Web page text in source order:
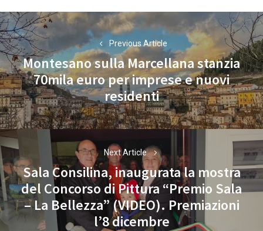
Navigazione
articoli
Previous Article
Previous
post:
Montesano sulla Marcellana stanzia
70mila euro per imprese e nuovi
residenti
Next Article
Next
post:
Sala Consilina, inaugurata la mostra
del Concorso di Pittura “Premio Sala
– La Bellezza” (VIDEO). Premiazioni
l’8 dicembre